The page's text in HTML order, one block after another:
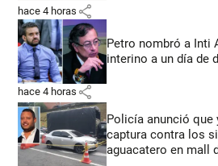
hace 4 horas share
Petro nombró a Inti
interino a un día de
hace 4 horas share
Policía anunció que
captura contra los
aguacatero en mall